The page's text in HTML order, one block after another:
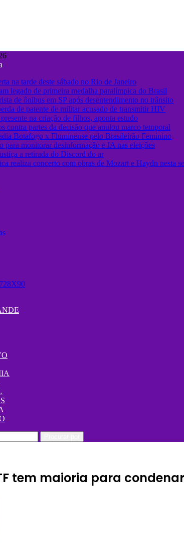
na tarde deste sábado no Rio de Janeiro
legado de primeira medalha paralímpica do Brasil
de ônibus em SP após desentendimento no trânsito
de patente de militar acusado de transmitir HIV
na criação de filhos, aponta estudo
contra partes da decisão que anulou marco temporal
Botafogo x Fluminense pelo Brasileirão Feminino
para monitorar desinformação e IA nas eleições
a retirada do Discord do ar
realiza concerto com obras de Mozart e Haydn nesta
tem maioria para